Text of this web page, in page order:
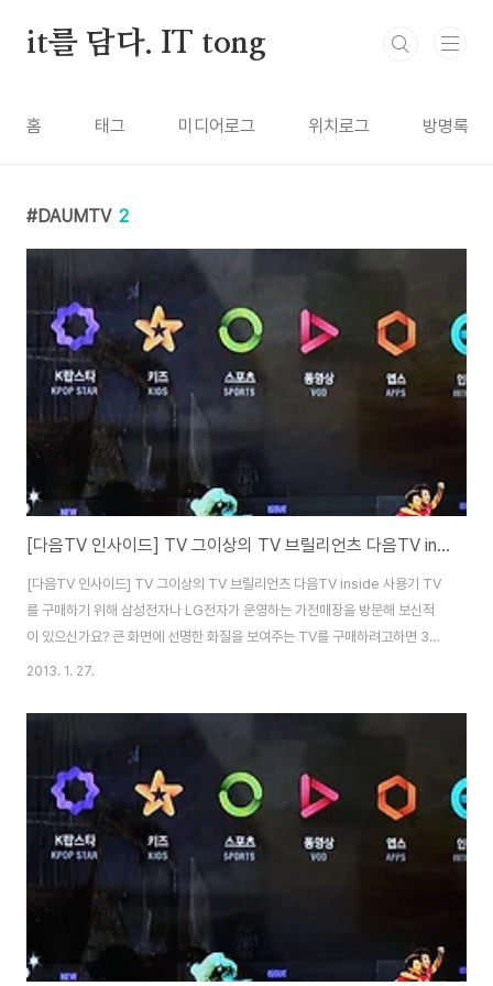
it를 담다. IT tong
홈 태그 미디어로그 위치로그 방명록
DAUMTV 2
[다음TV 인사이드] TV 그이상의 TV 브릴리언츠 다음TV inside 사용기
[다음TV 인사이드] TV 그이상의 TV 브릴리언츠 다음TV inside 사용기 TV
를 구매하기 위해 삼성전자나 LG전자가 운영하는 가전매장을 방문해 보신적
이 있으신가요? 큰 화면에 선명한 화질을 보여주는 TV를 구매하려고하면 3D
기능에 스마트 기능까지 기본 내장되어 가격은 100만원에서 최대 몇천만원까
케이블TV나 iPTV를 별도로 신청해 수신료를 지불하는 분이 많이 계실겁니다.
이번에 소개해드릴 다음TV 인사이드는 대기업에 비해 저렴한 가격인 50만원
대에 합리적인 가격에 대기업의 스마트TV를 능가하는 기능을 갖추고 출시했
습니다. IPS 패널을 적용해 크고 선명한 화질로 포털 다음(DAUM)의 풍부한
컨텐츠를 무료로 무제한 ..
2013. 1. 27.